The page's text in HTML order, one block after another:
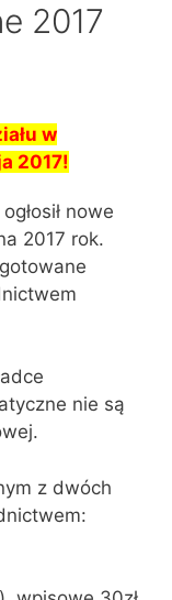
2017
w
2017!
nowe
2017 rok.
nie są
z dwóch